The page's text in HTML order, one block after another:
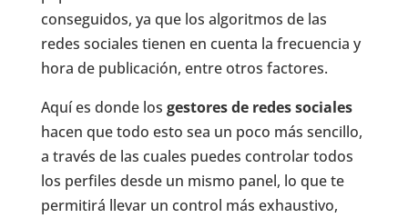
conseguidos, ya que los algoritmos de las
redes sociales tienen en cuenta la frecuencia y
hora de publicación, entre otros factores.
Aquí es donde los gestores de redes sociales
hacen que todo esto sea un poco más sencillo,
a través de las cuales puedes controlar todos
los perfiles desde un mismo panel, lo que te
permitirá llevar un control más exhaustivo,